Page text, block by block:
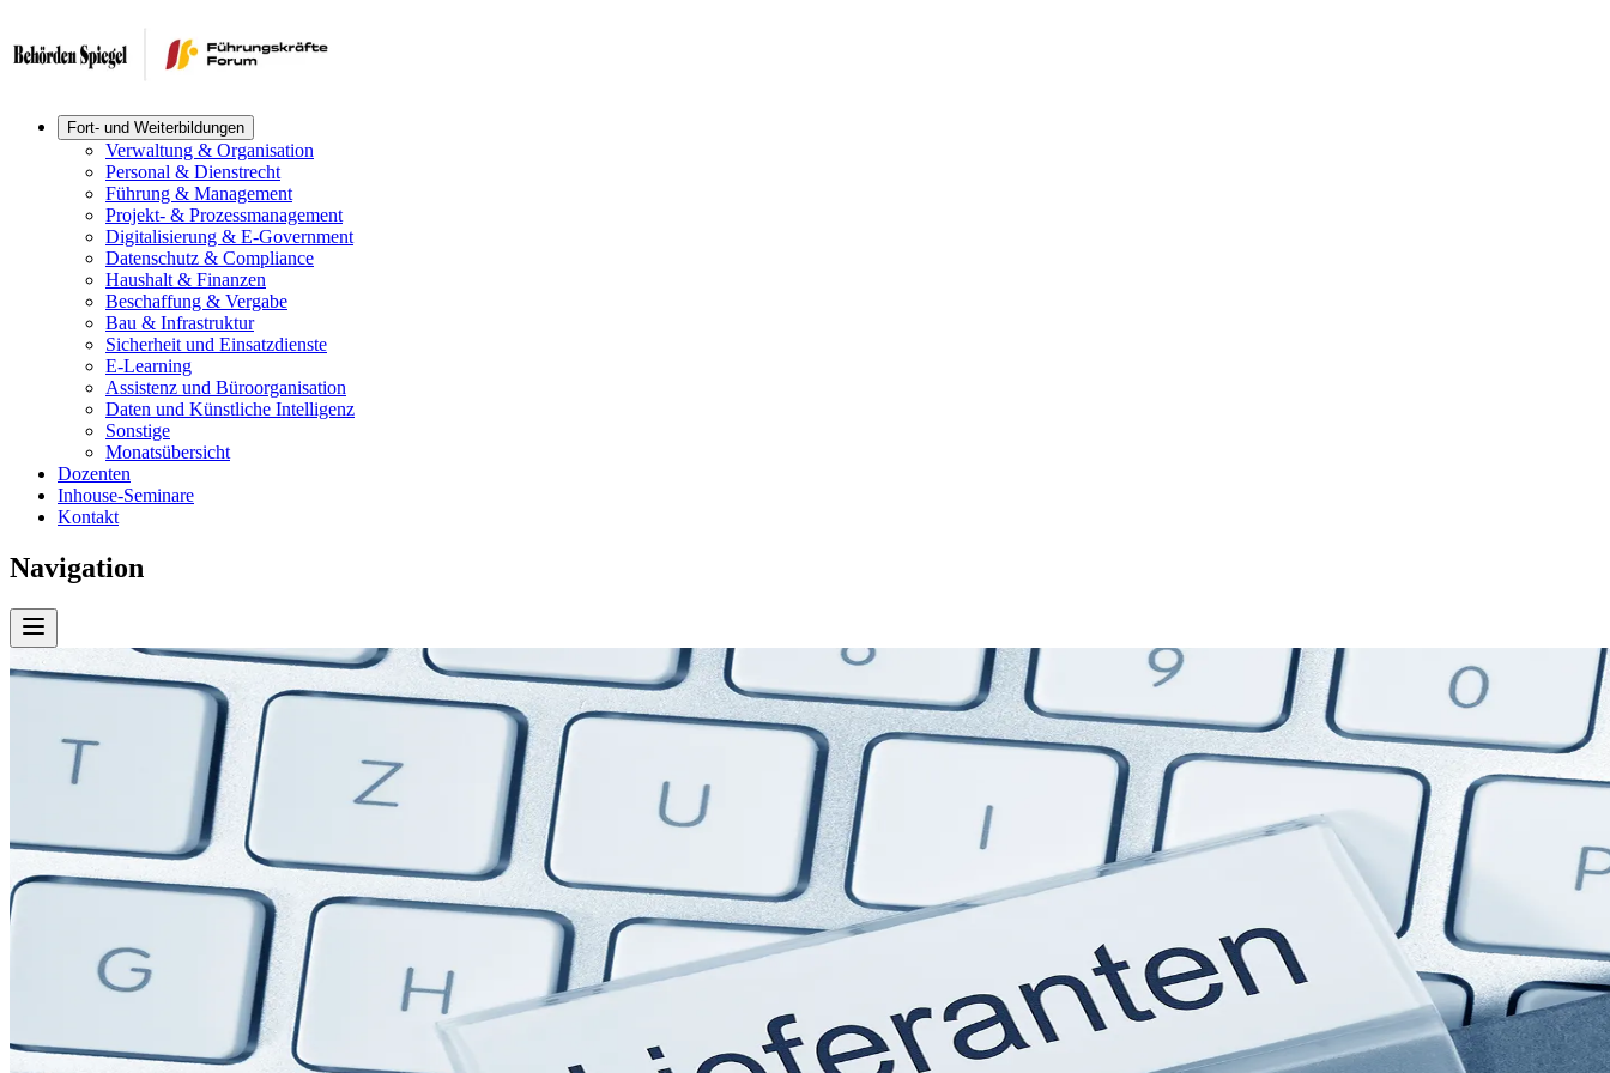
Fort- und Weiterbildungen
Verwaltung & Organisation
Personal & Dienstrecht
Führung & Management
Projekt- & Prozessmanagement
Digitalisierung & E-Government
Datenschutz & Compliance
Haushalt & Finanzen
Beschaffung & Vergabe
Bau & Infrastruktur
Sicherheit und Einsatzdienste
E-Learning
Assistenz und Büroorganisation
Daten und Künstliche Intelligenz
Sonstige
Monatsübersicht
Dozenten
Inhouse-Seminare
Kontakt
Navigation